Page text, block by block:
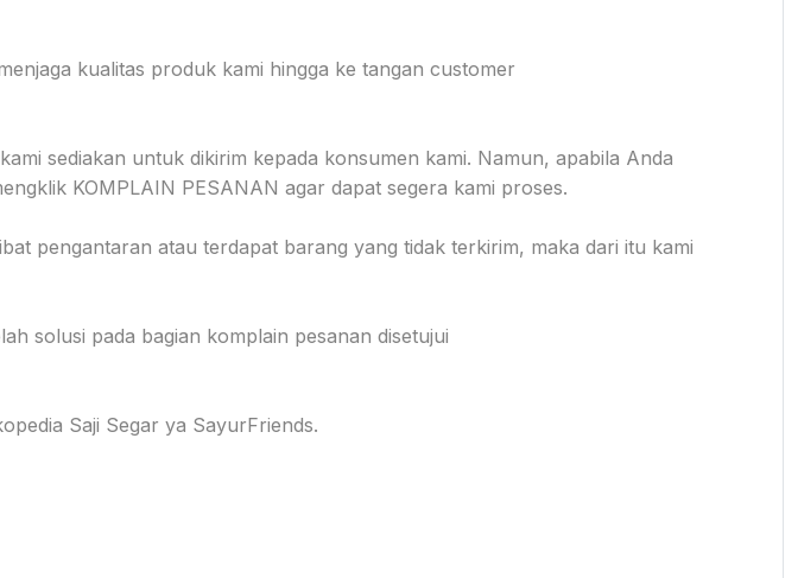
kualitas produk kami hingga ke tangan customer
sediakan untuk dikirim kepada konsumen kami. Namun, apabila Anda
KOMPLAIN PESANAN agar dapat segera kami proses.
pengantaran atau terdapat barang yang tidak terkirim, maka dari itu kami
solusi pada bagian komplain pesanan disetujui
Saji Segar ya SayurFriends.